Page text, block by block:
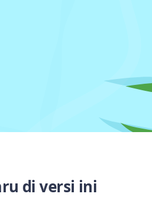
di versi ini